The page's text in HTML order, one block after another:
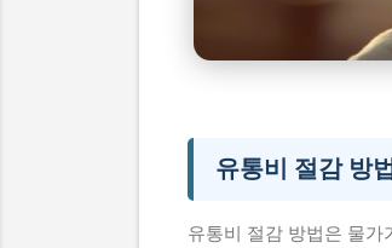
유통비 절감 방법
유통비 절감 방법은 물가